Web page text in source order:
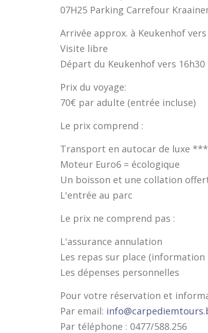
07H25 Parking Carrefour
Arrivée approx. à Keukenhof vers
Visite libre
Départ du Keukenhof vers
Prix du voyage:
70€ par adulte (entrée incluse)
Le prix comprend :
Transport en autocar de luxe
Moteur Euro6 = écologique
Un boisson et une collation
L'entrée au parc
Le prix ne comprend pas :
L'assurance annulation
Les repas sur place
Les dépenses personnelles
Pour votre réservation et
Par email:
Par téléphone : 0477/588.256